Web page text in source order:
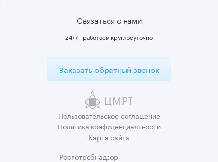
Связаться с нами
24/7 - работаем круглосуточно
Заказать обратный звонок
Пользовательскоесоглашение
Политика конфиденциальности
Карта сайта
Роспотребнадзор